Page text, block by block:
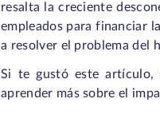
resalta la creciente
empleados para financiar
a resolver el problema del
Si te gustó este artículo,
aprender más sobre el